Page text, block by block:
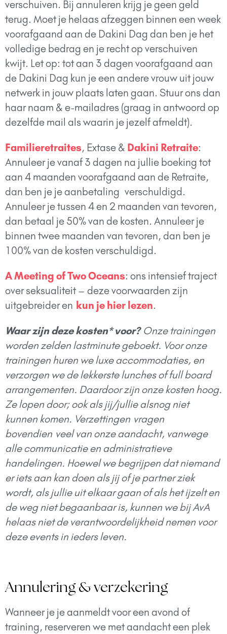
verschuiven. Bij annuleren krijg je geen geld
terug. Moet je helaas afzeggen binnen een week
voorafgaand aan de Dakini Dag dan ben je het
volledige bedrag en je recht op verschuiven
kwijt. Let op: tot aan 3 dagen voorafgaand aan
de Dakini Dag kun je een andere vrouw uit jouw
netwerk in jouw plaats laten gaan. Stuur ons dan
haar naam & e-mailadres (graag in antwoord op
dezelfde mail als waarin je jezelf afmeldt).
Familieretraites, Extase & Dakini Retraite:
Annuleer je vanaf 3 dagen na jullie boeking tot
aan 4 maanden voorafgaand aan de Retraite,
dan ben je je aanbetaling verschuldigd.
Annuleer je tussen 4 en 2 maanden van tevoren,
dan betaal je 50% van de kosten. Annuleer je
binnen twee maanden van tevoren, dan ben je
100% van de kosten verschuldigd.
A Meeting of Two Oceans: ons intensief traject
over seksualiteit – deze voorwaarden zijn
uitgebreider en kun je hier lezen.
Waar zijn deze kosten* voor?Onze trainingen
worden zelden lastminute geboekt. Voor onze
trainingen huren we luxe accommodaties, en
verzorgen we de lekkerste lunches of full board
arrangementen. Daardoor zijn onze kosten hoog.
Ze lopen door; ook als jij/jullie alsnog niet
kunnen komen. Verzettingen vragen
bovendien veelvan onze aandacht, vanwege
alle communicatie en administratieve
handelingen. Hoewel we begrijpen dat niemand
er iets aan kan doen als jij of je partner ziek
wordt, als jullie uit elkaar gaan of als het ijzelt en
de weg niet begaanbaar is, kunnen we bij AvA
helaas niet de verantwoordelijkheid nemen voor
deze events in ieders leven.
Annulering & verzekering
Wanneer je je aanmeldt voor een avond of
training, reserveren we met aandacht een plek